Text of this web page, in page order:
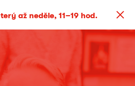
až neděle, 11–19 hod.